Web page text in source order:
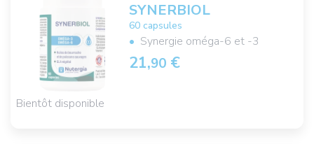
SYNERBIOL
60 capsules
Synergie oméga-6 et -3
21,90 €
Bientôt disponible